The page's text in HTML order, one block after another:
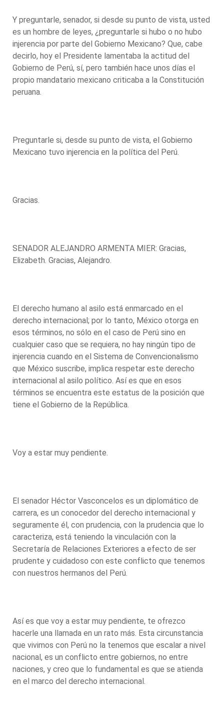
Y preguntarle, senador, si desde su punto de vista, usted
es un hombre de leyes, ¿preguntarle si hubo o no hubo
injerencia por parte del Gobierno Mexicano? Que, cabe
decirlo, hoy el Presidente lamentaba la actitud del
Gobierno de Perú, sí, pero también hace unos días el
propio mandatario mexicano criticaba a la Constitución
peruana.
Preguntarle si, desde su punto de vista, el Gobierno
Mexicano tuvo injerencia en la política del Perú.
Gracias.
SENADOR ALEJANDRO ARMENTA MIER: Gracias,
Elizabeth. Gracias, Alejandro.
El derecho humano al asilo está enmarcado en el
derecho internacional; por lo tanto, México otorga en
esos términos, no sólo en el caso de Perú sino en
cualquier caso que se requiera, no hay ningún tipo de
injerencia cuando en el Sistema de Convencionalismo
que México suscribe, implica respetar este derecho
internacional al asilo político. Así es que en esos
términos se encuentra este estatus de la posición que
tiene el Gobierno de la República.
Voy a estar muy pendiente.
El senador Héctor Vasconcelos es un diplomático de
carrera, es un conocedor del derecho internacional y
seguramente él, con prudencia, con la prudencia que lo
caracteriza, está teniendo la vinculación con la
Secretaría de Relaciones Exteriores a efecto de ser
prudente y cuidadoso con este conflicto que tenemos
con nuestros hermanos del Perú.
Así es que voy a estar muy pendiente, te ofrezco
hacerle una llamada en un rato más. Esta circunstancia
que vivimos con Perú no la tenemos que escalar a nivel
nacional, es un conflicto entre gobiernos, no entre
naciones, y creo que lo fundamental es que se atienda
en el marco del derecho internacional.